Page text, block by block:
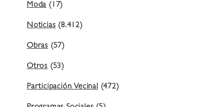
Moda(17)
Noticias(8.412)
Obras (57)
Otros (53)
Participación Vecinal(472)